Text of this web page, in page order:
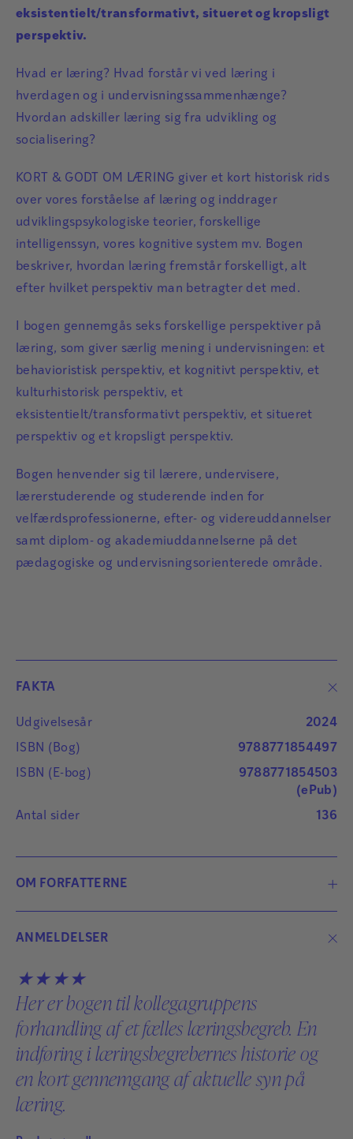
eksistentielt/transformativt, situeret og kropsligt
perspektiv.
Hvad er læring? Hvad forstår vi ved læring i
hverdagen og i undervisningssammenhænge?
Hvordan adskiller læring sig fra udvikling og
socialisering?
KORT & GODT OM LÆRING giver et kort historisk rids
over vores forståelse af læring og inddrager
udviklingspsykologiske teorier, forskellige
intelligenssyn, vores kognitive system mv. Bogen
beskriver, hvordan læring fremstår forskelligt, alt
efter hvilket perspektiv man betragter det med.
I bogen gennemgås seks forskellige perspektiver på
læring, som giver særlig mening i undervisningen: et
behavioristisk perspektiv, et kognitivt perspektiv, et
kulturhistorisk perspektiv, et
eksistentielt/transformativt perspektiv, et situeret
perspektiv og et kropsligt perspektiv.
Bogen henvender sig til lærere, undervisere,
lærerstuderende og studerende inden for
velfærdsprofessionerne, efter- og videreuddannelser
samt diplom- og akademiuddannelserne på det
pædagogiske og undervisningsorienterede område.
FAKTA
Udgivelsesår
2024
ISBN (Bog)
9788771854497
ISBN (E-bog)
9788771854503
(ePub)
Antal sider
136
OM FORFATTERNE
ANMELDELSER
★★★★
Her er bogen til kollegagruppens
forhandling af et fælles læringsbegreb. En
indføring i læringsbegrebernes historie og
en kort gennemgang af aktuelle syn på
læring.